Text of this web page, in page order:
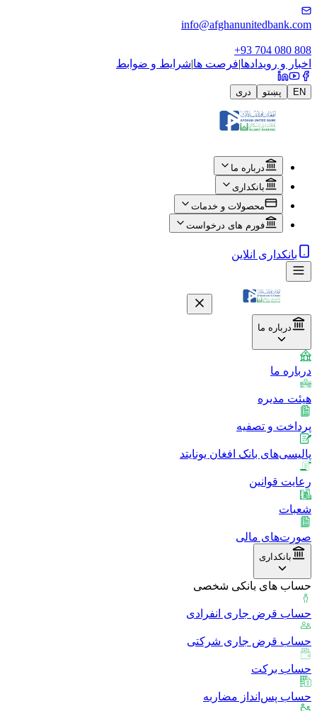
info@afghanunitedbank.com
+93 704 080 808
اخبار و رویدادها|فرصت ها|شرایط و ضوابط
EN پښتو دری
درباره ما
بانکداری
محصولات و خدمات
فورم های درخواست
بانکداری انلاین
درباره ما
درباره ما
هیئت مدیره
پرداخت و تصفیه
پالیسی‌های بانک افغان یونایتد
رعایت قوانین
شعبات
صورت‌های مالی
بانکداری
حساب های بانکی شخصی
حساب قرض جاری انفرادی
حساب قرض جاری شرکتی
حساب برکت
حساب پس‌انداز مضاربه